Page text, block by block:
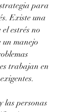
para
Existe una
estrés no
un manejo
trabajan en
las personas